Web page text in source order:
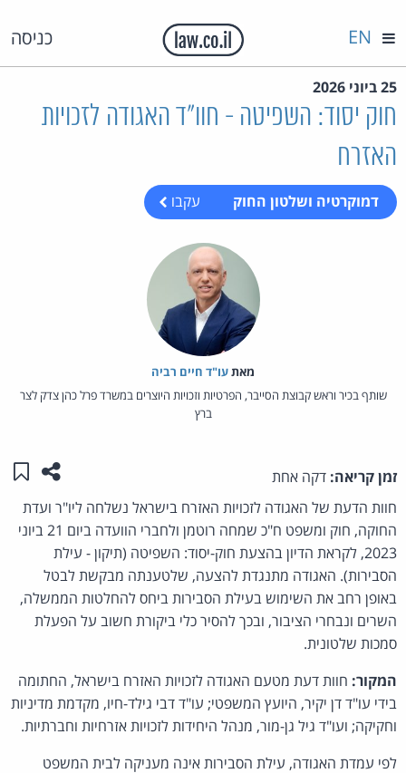
כניסה EN
25 ביוני 2026
חוק יסוד: השפיטה - חוו"ד האגודה לזכויות
האזרח
דמוקרטיה ושלטון החוק עקבו
מאת‏עו"ד חיים רביה
שותף בכיר וראש קבוצת הסייבר, הפרטיות וזכויות היוצרים במשרד פרל כהן צדק לצר
ברץ
זמן קריאה: דקה אחת שתפו
חוות הדעת של האגודה לזכויות האזרח בישראל נשלחה ליו"ר ועדת
החוקה, חוק ומשפט ח"כ שמחה רוטמן ולחברי הוועדה ביום 21 ביוני
2023, לקראת הדיון בהצעת חוק-יסוד: השפיטה (תיקון - עילת
הסבירות). האגודה מתנגדת להצעה, שלטענתה מבקשת לבטל
באופן רחב את השימוש בעילת הסבירות ביחס להחלטות הממשלה,
השרים ונבחרי הציבור, ובכך להסיר כלי ביקורת חשוב על הפעלת
סמכות שלטונית.
המקור: חוות דעת מטעם האגודה לזכויות האזרח בישראל, החתומה
בידי עו"ד דן יקיר, היועץ המשפטי; עו"ד דבי גילד-חיו, מקדמת מדיניות
וחקיקה; ועו"ד גיל גן-מור, מנהל היחידות לזכויות אזרחיות וחברתיות.
לפי עמדת האגודה, עילת הסבירות אינה מעניקה לבית המשפט